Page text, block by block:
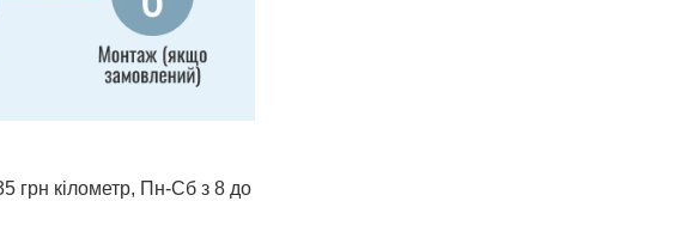
грн кілометр, Пн-Сб з 8 до